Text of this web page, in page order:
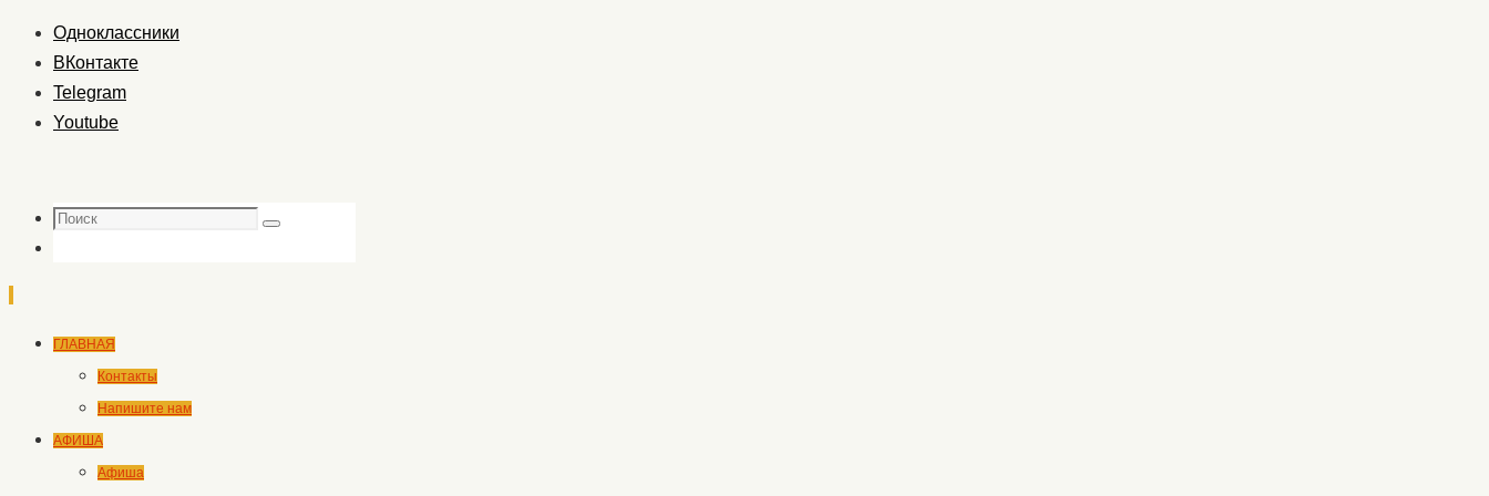
Одноклассники
ВКонтакте
Telegram
Youtube
Поиск
Поиск
Перейти
содержимому
ГЛАВНАЯ
Контакты
Напишите нам
АФИША
Афиша